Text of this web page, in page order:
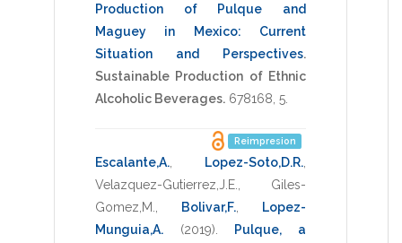
Production of Pulque and
Maguey in Mexico: Current
Situation and Perspectives.
Sustainable Production of Ethnic
Alcoholic Beverages. 678168 5
Reimpresion
Escalante,A. Lopez-Soto,D.R.
Velazquez-Gutierrez,J.E.
Giles-
Gomez,M.
Bolivar,F.
Lopez-
Munguia,A.
(2019)
Pulque, a